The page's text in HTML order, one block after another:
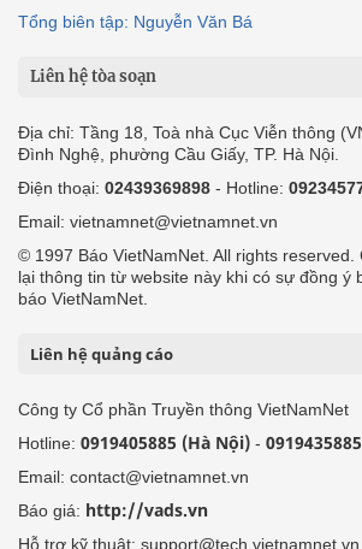
Tổng biên tập: Nguyễn Văn Bá
Liên hệ tòa soạn
Địa chỉ: Tầng 18, Toà nhà Cục Viễn thông
Đình Nghệ, phường Cầu Giấy, TP. Hà Nội.
Điện thoại: 02439369898 - Hotline:
Email: vietnamnet@vietnamnet.vn
© 1997 Báo VietNamNet. All rights
lại thông tin từ website này khi có sự đồng ý
báo VietNamNet.
Liên hệ quảng cáo
Công ty Cổ phần Truyền thông VietNamNet
Hotline: 0919405885 (Hà Nội) -
Email: contact@vietnamnet.vn
Báo giá: http://vads.vn
Hỗ trợ kỹ thuật: support@tech.vietnamnet.vn